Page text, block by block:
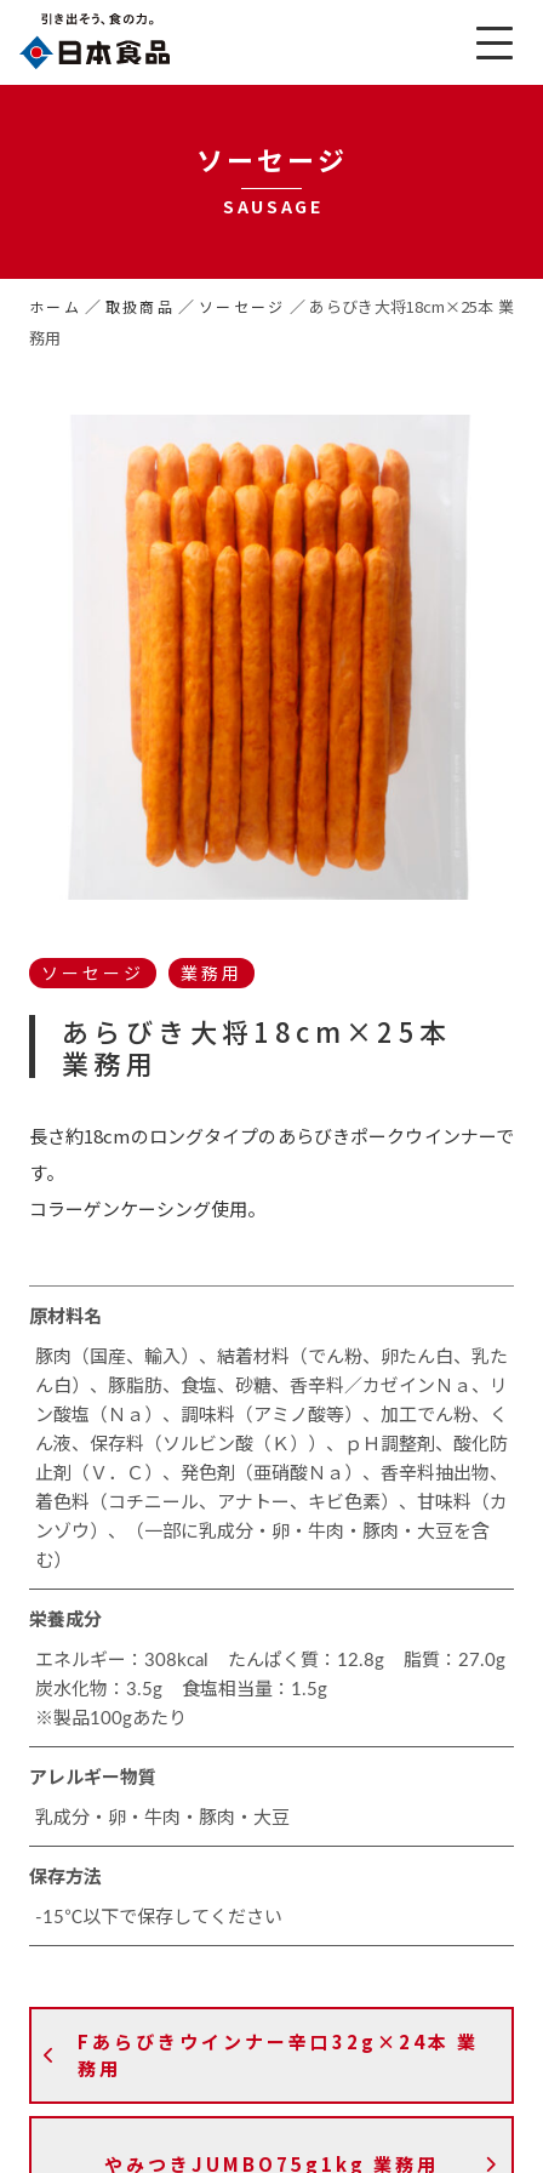
ソーセージ
SAUSAGE
ホーム ／ 取扱商品 ／ ソーセージ ／ あらびき大将18cm×25本 業
務用
ソーセージ 業務用
あらびき大将 18cm×25本
業務用
長さ約18cmのロングタイプのあらびきポークウインナーで
す。
コラーゲンケーシング使用。
原材料名
豚肉（国産、輸入）、結着材料（でん粉、卵たん白、乳た
ん白）、豚脂肪、食塩、砂糖、香辛料／カゼインＮａ、リ
ン酸塩（Ｎａ）、調味料（アミノ酸等）、加工でん粉、く
ん液、保存料（ソルビン酸（Ｋ））、ｐＨ調整剤、酸化防
止剤（Ｖ．Ｃ）、発色剤（亜硝酸Ｎａ）、香辛料抽出物、
着色料（コチニール、アナトー、キビ色素）、甘味料（カ
ンゾウ）、（一部に乳成分・卵・牛肉・豚肉・大豆を含
む）
栄養成分
エネルギー：308kcal たんぱく質：12.8g
脂質：27.0g
炭水化物：3.5g
食塩相当量：1.5g
※製品100gあたり
アレルギー物質
乳成分・卵・牛肉・豚肉・大豆
保存方法
-15℃以下で保存してください
Fあらびきウインナー辛口32g×24本 業
務用
やみつきJUMBO75g1kg 業務用